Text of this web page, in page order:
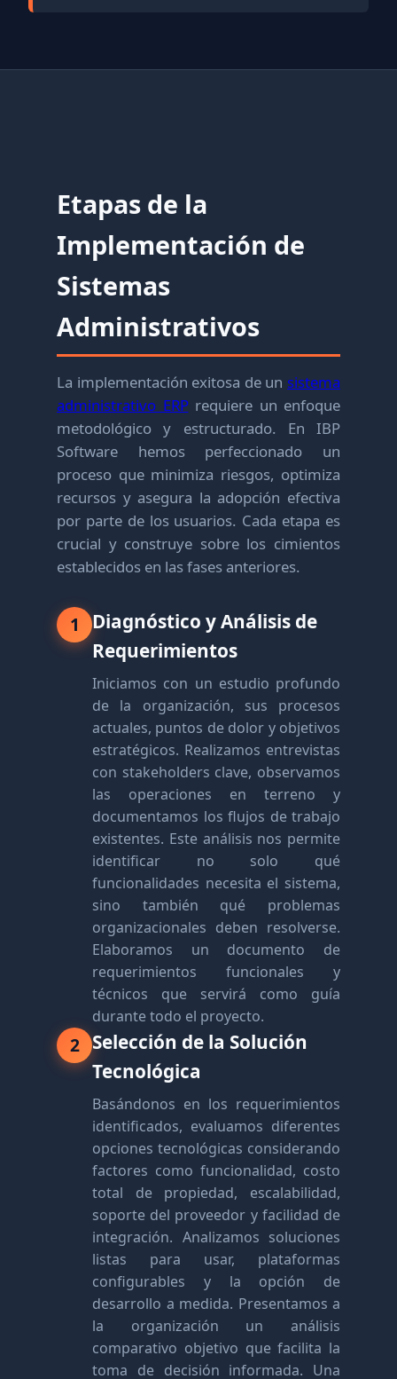
Etapas de la
Implementación de
Sistemas
Administrativos
La implementación exitosa de un sistema
administrativo ERPrequiere un enfoque
metodológico y estructurado. En IBP
Software hemos perfeccionado un
proceso que minimiza riesgos, optimiza
recursos y asegura la adopción efectiva
por parte de los usuarios. Cada etapa es
crucial y construye sobre los cimientos
establecidos en las fases anteriores.
1
Diagnóstico y Análisis de
Requerimientos
Iniciamos con un estudio profundo
de la organización, sus procesos
actuales, puntos de dolor y objetivos
estratégicos. Realizamos entrevistas
con stakeholders clave, observamos
las operaciones en terreno y
documentamos los flujos de trabajo
existentes. Este análisis nos permite
identificar no solo qué
funcionalidades necesita el sistema,
sino también qué problemas
organizacionales deben resolverse.
Elaboramos un documento de
requerimientos funcionales y
técnicos que servirá como guía
durante todo el proyecto.
2 Selección de la Solución
Tecnológica
Basándonos en los requerimientos
identificados, evaluamos diferentes
opciones tecnológicas considerando
factores como funcionalidad, costo
total de propiedad, escalabilidad,
soporte del proveedor y facilidad de
integración. Analizamos soluciones
listas para usar, plataformas
configurables y la opción de
desarrollo a medida. Presentamos a
la organización un análisis
comparativo objetivo que facilita la
toma de decisión informada. Una